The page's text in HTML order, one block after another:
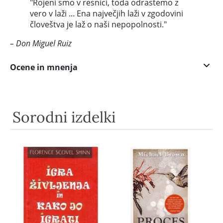
"Rojeni smo v resnici, toda odrastemo z
vero v laži ... Ena največjih laži v zgodovini
človeštva je laž o naši nepopolnosti."
– Don Miguel Ruiz
Ocene in mnenja
Sorodni izdelki